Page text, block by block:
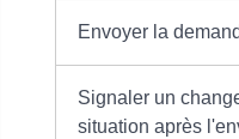
Envoyer la
Signaler un
situation après